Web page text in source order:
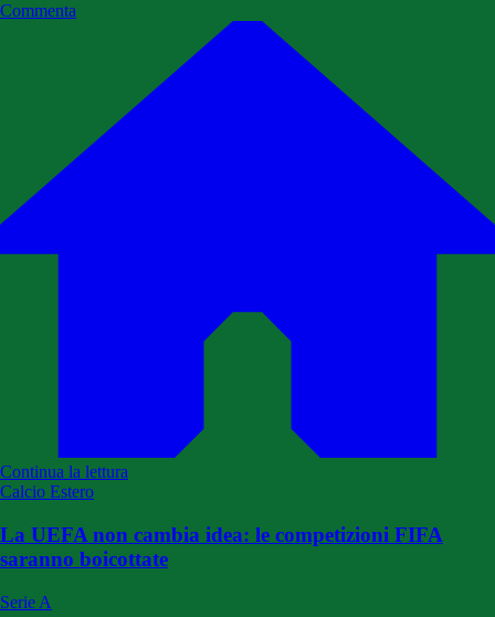
Commenta
Continua la lettura
Calcio Estero
La UEFA non cambia idea: le competizioni FIFA
saranno boicottate
Serie A